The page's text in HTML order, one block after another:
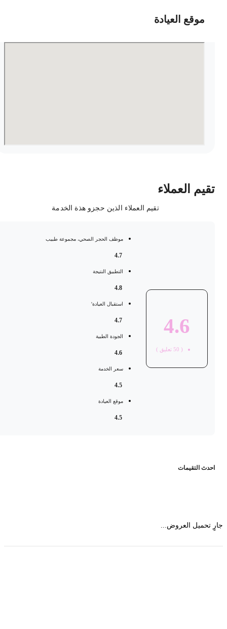
موقع العيادة
العملاء
تقيم العملاء الذين حجزو هذة الخدمة
4.6
50 تعليق )
موظف الحجر الصحي، مجموعة طبيب
التطبيق النتيجة
استقبال العيادة'
الجودة الطبية
سعر الخدمة
موقع العيادة
التقيمات
تحميل العروض...